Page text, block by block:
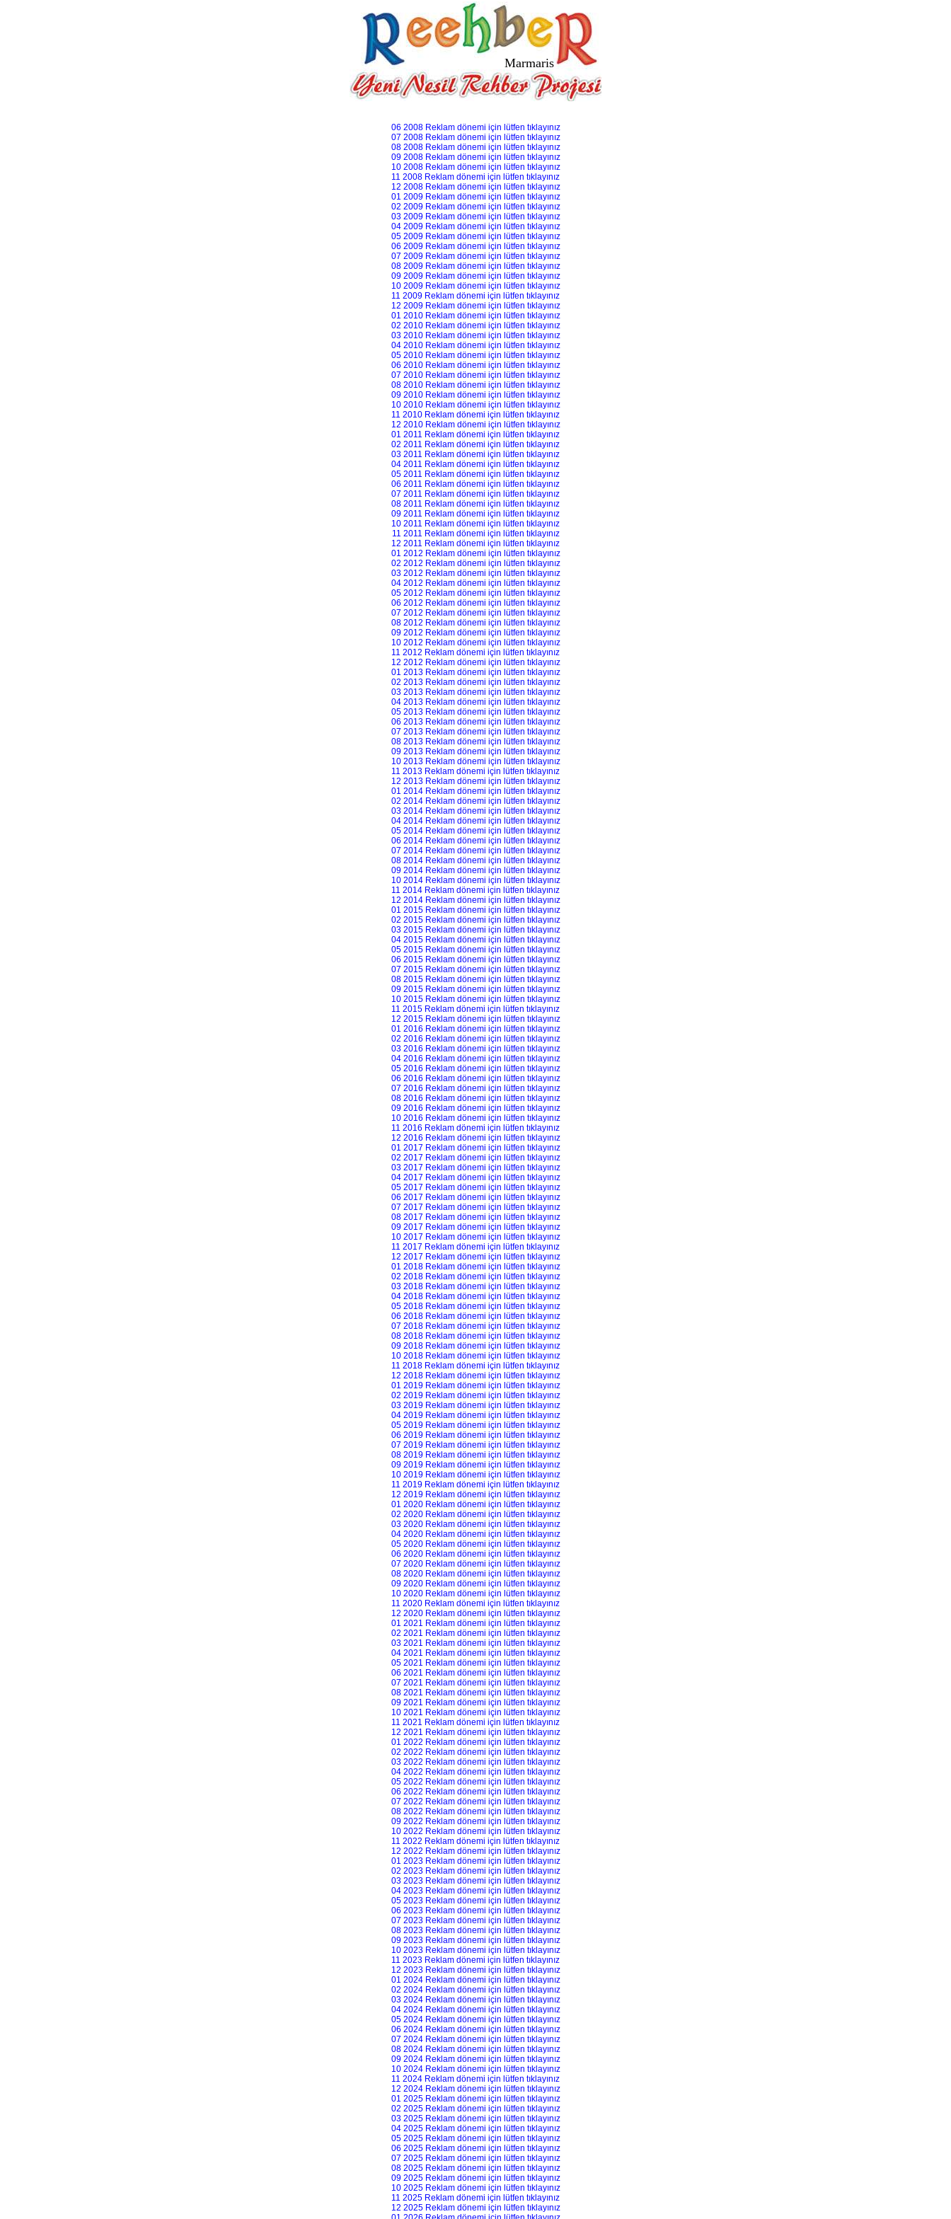
Marmaris
06 2008 Reklam dönemi için lütfen tıklayınız
07 2008 Reklam dönemi için lütfen tıklayınız
08 2008 Reklam dönemi için lütfen tıklayınız
09 2008 Reklam dönemi için lütfen tıklayınız
10 2008 Reklam dönemi için lütfen tıklayınız
11 2008 Reklam dönemi için lütfen tıklayınız
12 2008 Reklam dönemi için lütfen tıklayınız
01 2009 Reklam dönemi için lütfen tıklayınız
02 2009 Reklam dönemi için lütfen tıklayınız
03 2009 Reklam dönemi için lütfen tıklayınız
04 2009 Reklam dönemi için lütfen tıklayınız
05 2009 Reklam dönemi için lütfen tıklayınız
06 2009 Reklam dönemi için lütfen tıklayınız
07 2009 Reklam dönemi için lütfen tıklayınız
08 2009 Reklam dönemi için lütfen tıklayınız
09 2009 Reklam dönemi için lütfen tıklayınız
10 2009 Reklam dönemi için lütfen tıklayınız
11 2009 Reklam dönemi için lütfen tıklayınız
12 2009 Reklam dönemi için lütfen tıklayınız
01 2010 Reklam dönemi için lütfen tıklayınız
02 2010 Reklam dönemi için lütfen tıklayınız
03 2010 Reklam dönemi için lütfen tıklayınız
04 2010 Reklam dönemi için lütfen tıklayınız
05 2010 Reklam dönemi için lütfen tıklayınız
06 2010 Reklam dönemi için lütfen tıklayınız
07 2010 Reklam dönemi için lütfen tıklayınız
08 2010 Reklam dönemi için lütfen tıklayınız
09 2010 Reklam dönemi için lütfen tıklayınız
10 2010 Reklam dönemi için lütfen tıklayınız
11 2010 Reklam dönemi için lütfen tıklayınız
12 2010 Reklam dönemi için lütfen tıklayınız
01 2011 Reklam dönemi için lütfen tıklayınız
02 2011 Reklam dönemi için lütfen tıklayınız
03 2011 Reklam dönemi için lütfen tıklayınız
04 2011 Reklam dönemi için lütfen tıklayınız
05 2011 Reklam dönemi için lütfen tıklayınız
06 2011 Reklam dönemi için lütfen tıklayınız
07 2011 Reklam dönemi için lütfen tıklayınız
08 2011 Reklam dönemi için lütfen tıklayınız
09 2011 Reklam dönemi için lütfen tıklayınız
10 2011 Reklam dönemi için lütfen tıklayınız
11 2011 Reklam dönemi için lütfen tıklayınız
12 2011 Reklam dönemi için lütfen tıklayınız
01 2012 Reklam dönemi için lütfen tıklayınız
02 2012 Reklam dönemi için lütfen tıklayınız
03 2012 Reklam dönemi için lütfen tıklayınız
04 2012 Reklam dönemi için lütfen tıklayınız
05 2012 Reklam dönemi için lütfen tıklayınız
06 2012 Reklam dönemi için lütfen tıklayınız
07 2012 Reklam dönemi için lütfen tıklayınız
08 2012 Reklam dönemi için lütfen tıklayınız
09 2012 Reklam dönemi için lütfen tıklayınız
10 2012 Reklam dönemi için lütfen tıklayınız
11 2012 Reklam dönemi için lütfen tıklayınız
12 2012 Reklam dönemi için lütfen tıklayınız
01 2013 Reklam dönemi için lütfen tıklayınız
02 2013 Reklam dönemi için lütfen tıklayınız
03 2013 Reklam dönemi için lütfen tıklayınız
04 2013 Reklam dönemi için lütfen tıklayınız
05 2013 Reklam dönemi için lütfen tıklayınız
06 2013 Reklam dönemi için lütfen tıklayınız
07 2013 Reklam dönemi için lütfen tıklayınız
08 2013 Reklam dönemi için lütfen tıklayınız
09 2013 Reklam dönemi için lütfen tıklayınız
10 2013 Reklam dönemi için lütfen tıklayınız
11 2013 Reklam dönemi için lütfen tıklayınız
12 2013 Reklam dönemi için lütfen tıklayınız
01 2014 Reklam dönemi için lütfen tıklayınız
02 2014 Reklam dönemi için lütfen tıklayınız
03 2014 Reklam dönemi için lütfen tıklayınız
04 2014 Reklam dönemi için lütfen tıklayınız
05 2014 Reklam dönemi için lütfen tıklayınız
06 2014 Reklam dönemi için lütfen tıklayınız
07 2014 Reklam dönemi için lütfen tıklayınız
08 2014 Reklam dönemi için lütfen tıklayınız
09 2014 Reklam dönemi için lütfen tıklayınız
10 2014 Reklam dönemi için lütfen tıklayınız
11 2014 Reklam dönemi için lütfen tıklayınız
12 2014 Reklam dönemi için lütfen tıklayınız
01 2015 Reklam dönemi için lütfen tıklayınız
02 2015 Reklam dönemi için lütfen tıklayınız
03 2015 Reklam dönemi için lütfen tıklayınız
04 2015 Reklam dönemi için lütfen tıklayınız
05 2015 Reklam dönemi için lütfen tıklayınız
06 2015 Reklam dönemi için lütfen tıklayınız
07 2015 Reklam dönemi için lütfen tıklayınız
08 2015 Reklam dönemi için lütfen tıklayınız
09 2015 Reklam dönemi için lütfen tıklayınız
10 2015 Reklam dönemi için lütfen tıklayınız
11 2015 Reklam dönemi için lütfen tıklayınız
12 2015 Reklam dönemi için lütfen tıklayınız
01 2016 Reklam dönemi için lütfen tıklayınız
02 2016 Reklam dönemi için lütfen tıklayınız
03 2016 Reklam dönemi için lütfen tıklayınız
04 2016 Reklam dönemi için lütfen tıklayınız
05 2016 Reklam dönemi için lütfen tıklayınız
06 2016 Reklam dönemi için lütfen tıklayınız
07 2016 Reklam dönemi için lütfen tıklayınız
08 2016 Reklam dönemi için lütfen tıklayınız
09 2016 Reklam dönemi için lütfen tıklayınız
10 2016 Reklam dönemi için lütfen tıklayınız
11 2016 Reklam dönemi için lütfen tıklayınız
12 2016 Reklam dönemi için lütfen tıklayınız
01 2017 Reklam dönemi için lütfen tıklayınız
02 2017 Reklam dönemi için lütfen tıklayınız
03 2017 Reklam dönemi için lütfen tıklayınız
04 2017 Reklam dönemi için lütfen tıklayınız
05 2017 Reklam dönemi için lütfen tıklayınız
06 2017 Reklam dönemi için lütfen tıklayınız
07 2017 Reklam dönemi için lütfen tıklayınız
08 2017 Reklam dönemi için lütfen tıklayınız
09 2017 Reklam dönemi için lütfen tıklayınız
10 2017 Reklam dönemi için lütfen tıklayınız
11 2017 Reklam dönemi için lütfen tıklayınız
12 2017 Reklam dönemi için lütfen tıklayınız
01 2018 Reklam dönemi için lütfen tıklayınız
02 2018 Reklam dönemi için lütfen tıklayınız
03 2018 Reklam dönemi için lütfen tıklayınız
04 2018 Reklam dönemi için lütfen tıklayınız
05 2018 Reklam dönemi için lütfen tıklayınız
06 2018 Reklam dönemi için lütfen tıklayınız
07 2018 Reklam dönemi için lütfen tıklayınız
08 2018 Reklam dönemi için lütfen tıklayınız
09 2018 Reklam dönemi için lütfen tıklayınız
10 2018 Reklam dönemi için lütfen tıklayınız
11 2018 Reklam dönemi için lütfen tıklayınız
12 2018 Reklam dönemi için lütfen tıklayınız
01 2019 Reklam dönemi için lütfen tıklayınız
02 2019 Reklam dönemi için lütfen tıklayınız
03 2019 Reklam dönemi için lütfen tıklayınız
04 2019 Reklam dönemi için lütfen tıklayınız
05 2019 Reklam dönemi için lütfen tıklayınız
06 2019 Reklam dönemi için lütfen tıklayınız
07 2019 Reklam dönemi için lütfen tıklayınız
08 2019 Reklam dönemi için lütfen tıklayınız
09 2019 Reklam dönemi için lütfen tıklayınız
10 2019 Reklam dönemi için lütfen tıklayınız
11 2019 Reklam dönemi için lütfen tıklayınız
12 2019 Reklam dönemi için lütfen tıklayınız
01 2020 Reklam dönemi için lütfen tıklayınız
02 2020 Reklam dönemi için lütfen tıklayınız
03 2020 Reklam dönemi için lütfen tıklayınız
04 2020 Reklam dönemi için lütfen tıklayınız
05 2020 Reklam dönemi için lütfen tıklayınız
06 2020 Reklam dönemi için lütfen tıklayınız
07 2020 Reklam dönemi için lütfen tıklayınız
08 2020 Reklam dönemi için lütfen tıklayınız
09 2020 Reklam dönemi için lütfen tıklayınız
10 2020 Reklam dönemi için lütfen tıklayınız
11 2020 Reklam dönemi için lütfen tıklayınız
12 2020 Reklam dönemi için lütfen tıklayınız
01 2021 Reklam dönemi için lütfen tıklayınız
02 2021 Reklam dönemi için lütfen tıklayınız
03 2021 Reklam dönemi için lütfen tıklayınız
04 2021 Reklam dönemi için lütfen tıklayınız
05 2021 Reklam dönemi için lütfen tıklayınız
06 2021 Reklam dönemi için lütfen tıklayınız
07 2021 Reklam dönemi için lütfen tıklayınız
08 2021 Reklam dönemi için lütfen tıklayınız
09 2021 Reklam dönemi için lütfen tıklayınız
10 2021 Reklam dönemi için lütfen tıklayınız
11 2021 Reklam dönemi için lütfen tıklayınız
12 2021 Reklam dönemi için lütfen tıklayınız
01 2022 Reklam dönemi için lütfen tıklayınız
02 2022 Reklam dönemi için lütfen tıklayınız
03 2022 Reklam dönemi için lütfen tıklayınız
04 2022 Reklam dönemi için lütfen tıklayınız
05 2022 Reklam dönemi için lütfen tıklayınız
06 2022 Reklam dönemi için lütfen tıklayınız
07 2022 Reklam dönemi için lütfen tıklayınız
08 2022 Reklam dönemi için lütfen tıklayınız
09 2022 Reklam dönemi için lütfen tıklayınız
10 2022 Reklam dönemi için lütfen tıklayınız
11 2022 Reklam dönemi için lütfen tıklayınız
12 2022 Reklam dönemi için lütfen tıklayınız
01 2023 Reklam dönemi için lütfen tıklayınız
02 2023 Reklam dönemi için lütfen tıklayınız
03 2023 Reklam dönemi için lütfen tıklayınız
04 2023 Reklam dönemi için lütfen tıklayınız
05 2023 Reklam dönemi için lütfen tıklayınız
06 2023 Reklam dönemi için lütfen tıklayınız
07 2023 Reklam dönemi için lütfen tıklayınız
08 2023 Reklam dönemi için lütfen tıklayınız
09 2023 Reklam dönemi için lütfen tıklayınız
10 2023 Reklam dönemi için lütfen tıklayınız
11 2023 Reklam dönemi için lütfen tıklayınız
12 2023 Reklam dönemi için lütfen tıklayınız
01 2024 Reklam dönemi için lütfen tıklayınız
02 2024 Reklam dönemi için lütfen tıklayınız
03 2024 Reklam dönemi için lütfen tıklayınız
04 2024 Reklam dönemi için lütfen tıklayınız
05 2024 Reklam dönemi için lütfen tıklayınız
06 2024 Reklam dönemi için lütfen tıklayınız
07 2024 Reklam dönemi için lütfen tıklayınız
08 2024 Reklam dönemi için lütfen tıklayınız
09 2024 Reklam dönemi için lütfen tıklayınız
10 2024 Reklam dönemi için lütfen tıklayınız
11 2024 Reklam dönemi için lütfen tıklayınız
12 2024 Reklam dönemi için lütfen tıklayınız
01 2025 Reklam dönemi için lütfen tıklayınız
02 2025 Reklam dönemi için lütfen tıklayınız
03 2025 Reklam dönemi için lütfen tıklayınız
04 2025 Reklam dönemi için lütfen tıklayınız
05 2025 Reklam dönemi için lütfen tıklayınız
06 2025 Reklam dönemi için lütfen tıklayınız
07 2025 Reklam dönemi için lütfen tıklayınız
08 2025 Reklam dönemi için lütfen tıklayınız
09 2025 Reklam dönemi için lütfen tıklayınız
10 2025 Reklam dönemi için lütfen tıklayınız
11 2025 Reklam dönemi için lütfen tıklayınız
12 2025 Reklam dönemi için lütfen tıklayınız